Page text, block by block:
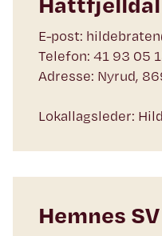
E-post:
Telefon: 41 93 05
Adresse: Nyrud,
Lokallagsleder:
Hemnes SV